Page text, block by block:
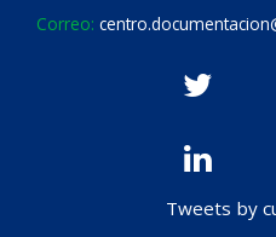
Correo:
Tweets by